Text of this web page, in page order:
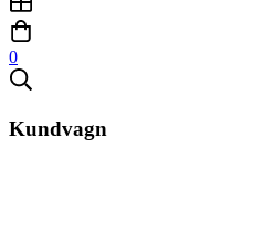
0
Kundvagn